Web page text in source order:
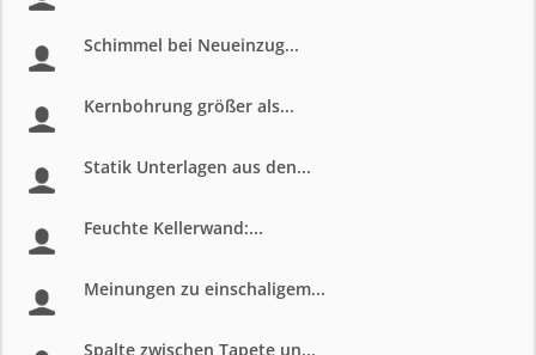
Schimmel bei Neueinzug...
Kernbohrung größer als...
Statik Unterlagen aus den...
Feuchte Kellerwand:...
Meinungen zu einschaligem...
Spalte zwischen Tapete un...